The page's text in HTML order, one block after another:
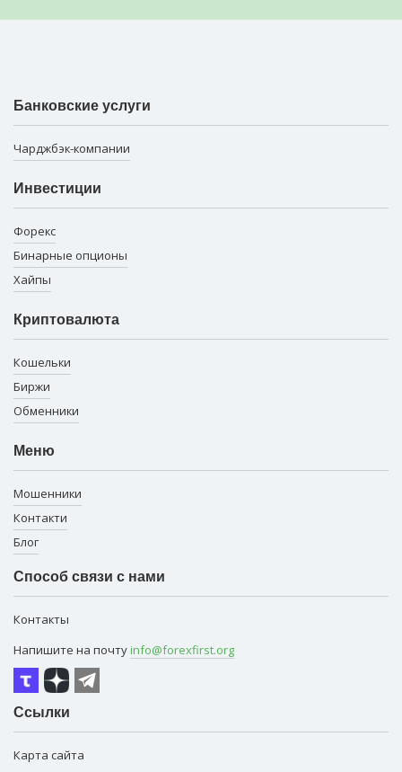
Банковские услуги
Чарджбэк-компании
Инвестиции
Форекс
Бинарные опционы
Хайпы
Криптовалюта
Кошельки
Биржи
Обменники
Меню
Мошенники
Контакти
Блог
Способ связи с нами
Контакты
Напишите на почту info@forexfirst.org
Ссылки
Карта сайта